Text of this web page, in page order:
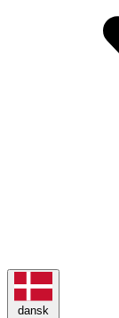
dansk